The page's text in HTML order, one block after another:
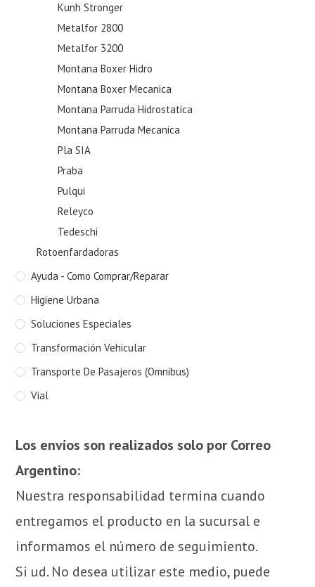
Kunh Stronger
Metalfor 2800
Metalfor 3200
Montana Boxer Hidro
Montana Boxer Mecanica
Montana Parruda Hidrostatica
Montana Parruda Mecanica
Pla SIA
Praba
Pulqui
Releyco
Tedeschi
Rotoenfardadoras
Ayuda - Como Comprar/Reparar
Higiene Urbana
Soluciones Especiales
Transformación Vehicular
Transporte De Pasajeros (Omnibus)
Vial
Los envíos son realizados solo por Correo
Argentino:
Nuestra responsabilidad termina cuando
entregamos el producto en la sucursal e
informamos el número de seguimiento.
Si ud. No desea utilizar este medio, puede